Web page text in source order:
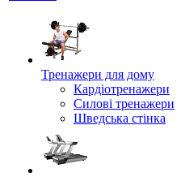
Тренажери для дому
Кардіотренажери
Силові тренажери
Шведська стінка